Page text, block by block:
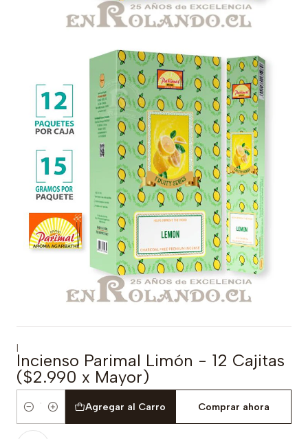
|
Incienso Parimal Limón - 12 Cajitas
($2.990 x Mayor)
Cantidad
Agregar al Carro Comprar ahora